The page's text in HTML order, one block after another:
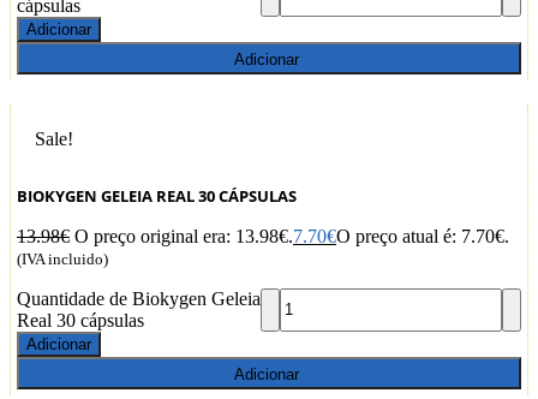
cápsulas
Adicionar
Adicionar
Sale!
BIOKYGEN GELEIA REAL 30 CÁPSULAS
13.98€ O preço original era: 13.98€.7.70€O preço atual é: 7.70€.
(IVA incluido)
Quantidade de Biokygen Geleia
Real 30 cápsulas
Adicionar
Adicionar